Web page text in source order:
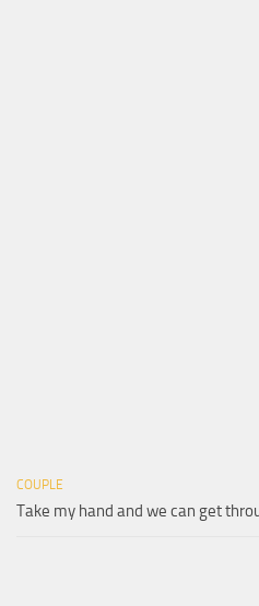
COUPLE
Take my hand and we can get